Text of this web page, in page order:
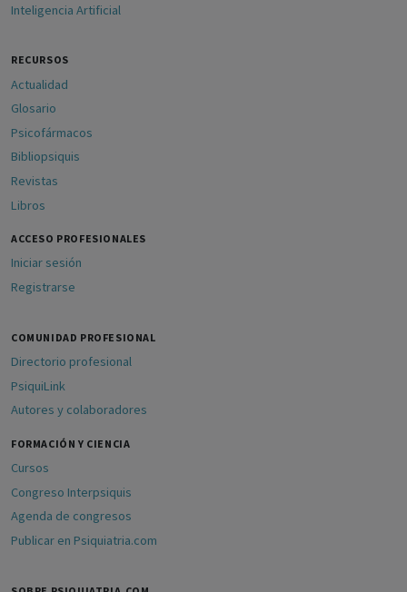
Inteligencia Artificial
RECURSOS
Actualidad
Glosario
Psicofármacos
Bibliopsiquis
Revistas
Libros
ACCESO PROFESIONALES
Iniciar sesión
Registrarse
COMUNIDAD PROFESIONAL
Directorio profesional
PsiquiLink
Autores y colaboradores
FORMACIÓN Y CIENCIA
Cursos
Congreso Interpsiquis
Agenda de congresos
Publicar en Psiquiatria.com